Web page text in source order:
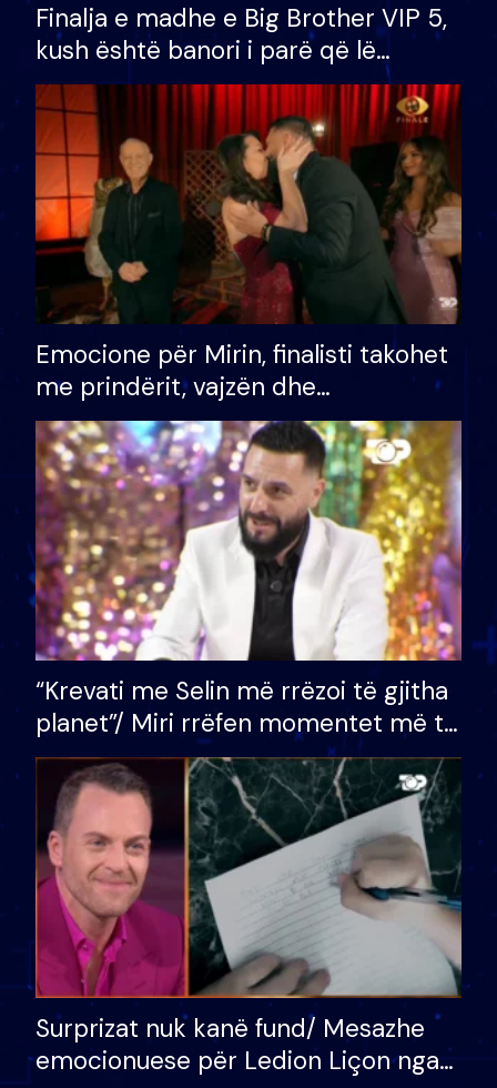
Finalja e madhe e Big Brother VIP 5,
kush është banori i parë që lë
shtëpinë dhe humb mundësinë për
të fituar çmimin e madh
Emocione për Mirin, finalisti takohet
me prindërit, vajzën dhe
bashkëshorten: S’kemi ndonjë letër
divorci apo jo?
“Krevati me Selin më rrëzoi të gjitha
planet”/ Miri rrëfen momentet më të
bukura në shtëpinë e BB VIP: Do më
mungojë zilja e mëngjesit kur…
Surprizat nuk kanë fund/ Mesazhe
emocionuese për Ledion Liçon nga